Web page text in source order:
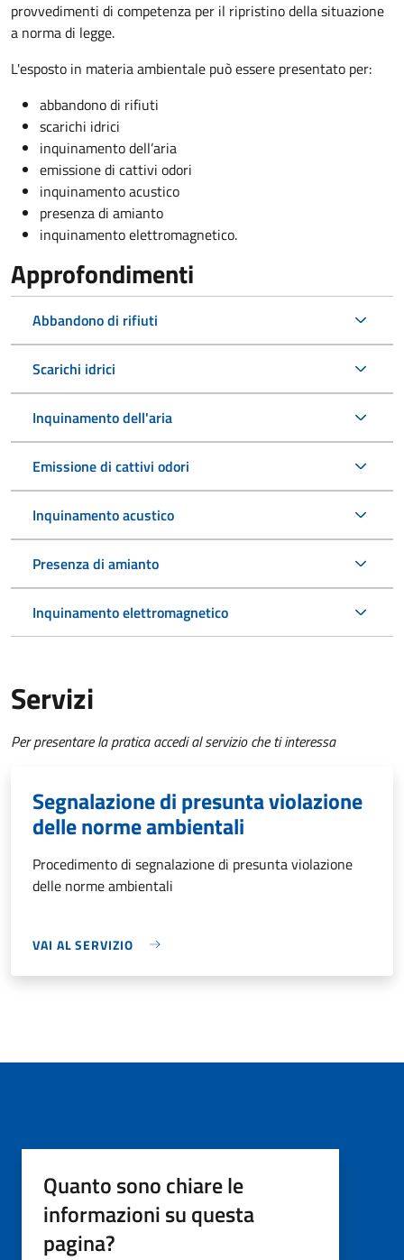
provvedimenti di competenza per il ripristino della situazione
a norma di legge.
L'esposto in materia ambientale può essere presentato per:
abbandono di rifiuti
scarichi idrici
inquinamento dell’aria
emissione di cattivi odori
inquinamento acustico
presenza di amianto
inquinamento elettromagnetico.
Approfondimenti
Abbandono di rifiuti
Scarichi idrici
Inquinamento dell'aria
Emissione di cattivi odori
Inquinamento acustico
Presenza di amianto
Inquinamento elettromagnetico
Servizi
Per presentare la pratica accedi al servizio che ti interessa
Segnalazione di presunta violazione
delle norme ambientali
Procedimento di segnalazione di presunta violazione
delle norme ambientali
VAI AL SERVIZIO
Quanto sono chiare le
informazioni su questa
pagina?